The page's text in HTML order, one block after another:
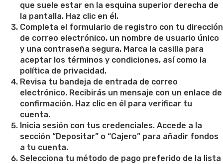
que suele estar en la esquina superior derecha de
la pantalla. Haz clic en él.
Completa el formulario de registro con tu dirección
de correo electrónico, un nombre de usuario único
y una contraseña segura. Marca la casilla para
aceptar los términos y condiciones, así como la
política de privacidad.
Revisa tu bandeja de entrada de correo
electrónico. Recibirás un mensaje con un enlace de
confirmación. Haz clic en él para verificar tu
cuenta.
Inicia sesión con tus credenciales. Accede a la
sección “Depositar” o “Cajero” para añadir fondos
a tu cuenta.
Selecciona tu método de pago preferido de la lista